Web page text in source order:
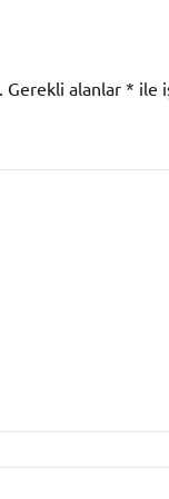
Gerekli alanlar * ile